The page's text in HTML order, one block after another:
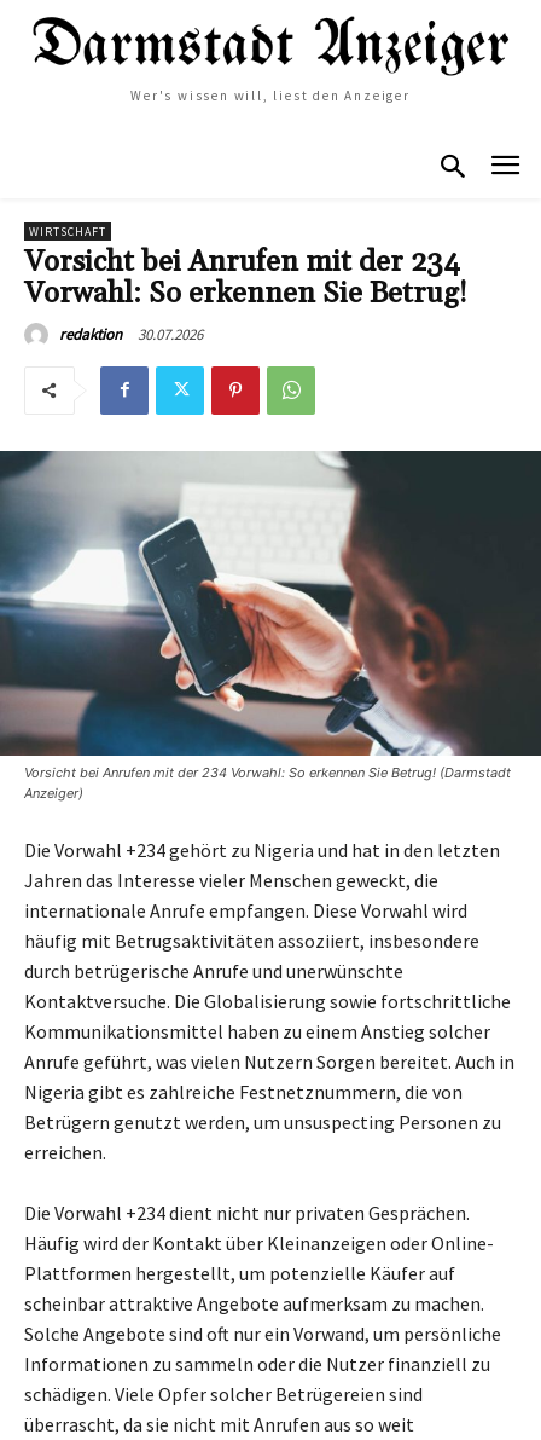
Wer's wissen will, liest den Anzeiger
WIRTSCHAFT
Vorsicht bei Anrufen mit der 234
Vorwahl: So erkennen Sie Betrug!
redaktion 30.07.2026
Vorsicht bei Anrufen mit der 234 Vorwahl: So erkennen Sie Betrug! (Darmstadt
Anzeiger)
Die Vorwahl +234 gehört zu Nigeria und hat in den letzten
Jahren das Interesse vieler Menschen geweckt, die
internationale Anrufe empfangen. Diese Vorwahl wird
häufig mit Betrugsaktivitäten assoziiert, insbesondere
durch betrügerische Anrufe und unerwünschte
Kontaktversuche. Die Globalisierung sowie fortschrittliche
Kommunikationsmittel haben zu einem Anstieg solcher
Anrufe geführt, was vielen Nutzern Sorgen bereitet. Auch in
Nigeria gibt es zahlreiche Festnetznummern, die von
Betrügern genutzt werden, um unsuspecting Personen zu
erreichen.
Die Vorwahl +234 dient nicht nur privaten Gesprächen.
Häufig wird der Kontakt über Kleinanzeigen oder Online-
Plattformen hergestellt, um potenzielle Käufer auf
scheinbar attraktive Angebote aufmerksam zu machen.
Solche Angebote sind oft nur ein Vorwand, um persönliche
Informationen zu sammeln oder die Nutzer finanziell zu
schädigen. Viele Opfer solcher Betrügereien sind
überrascht, da sie nicht mit Anrufen aus so weit